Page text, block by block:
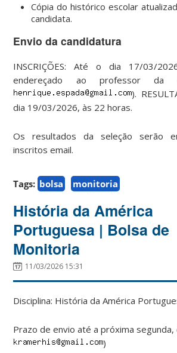
Cópia do histórico escolar
candidata.
Envio da candidatura
INSCRIÇÕES: Até o dia 17/03/
endereçado ao professor da
).
dia 19/03/2026, às 22 horas.
Os resultados da seleção serão
inscritos email.
Tags: bolsa monitoria
História da América
Portuguesa | Bolsa de
Monitoria
11/03/2026 15:31
Disciplina: História da América
Prazo de envio até a próxima segunda,
)